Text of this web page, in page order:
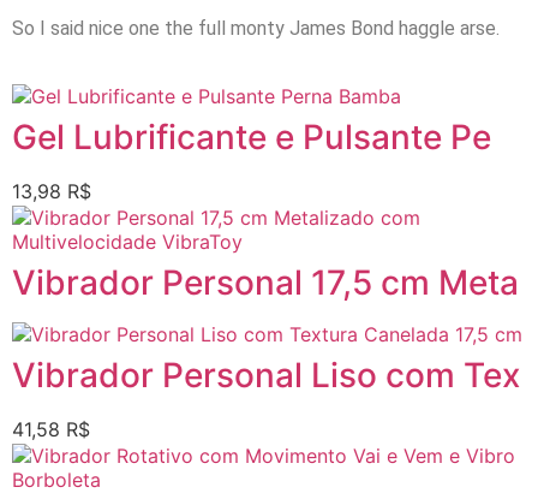
So I said nice one the full monty James Bond haggle arse.
Gel Lubrificante e Pulsante Pe
13,98 R$
Vibrador Personal 17,5 cm Meta
Vibrador Personal Liso com Tex
41,58 R$